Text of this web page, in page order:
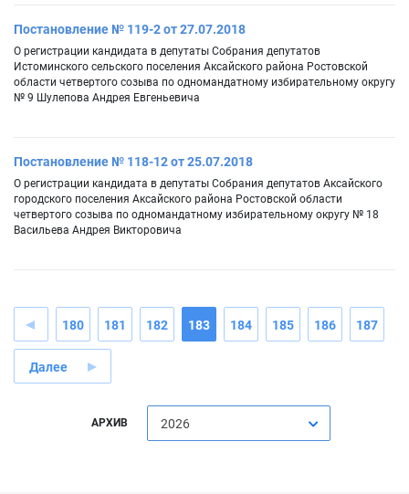
Постановление № 119-2 от 27.07.2018
О регистрации кандидата в депутаты Собрания депутатов
Истоминского сельского поселения Аксайского района Ростовской
области четвертого созыва по одномандатному избирательному округу
№ 9 Шулепова Андрея Евгеньевича
Постановление № 118-12 от 25.07.2018
О регистрации кандидата в депутаты Собрания депутатов Аксайского
городского поселения Аксайского района Ростовской области
четвертого созыва по одномандатному избирательному округу № 18
Васильева Андрея Викторовича
180 181 182 183 184 185 186 187
Далее
АРХИВ 2026